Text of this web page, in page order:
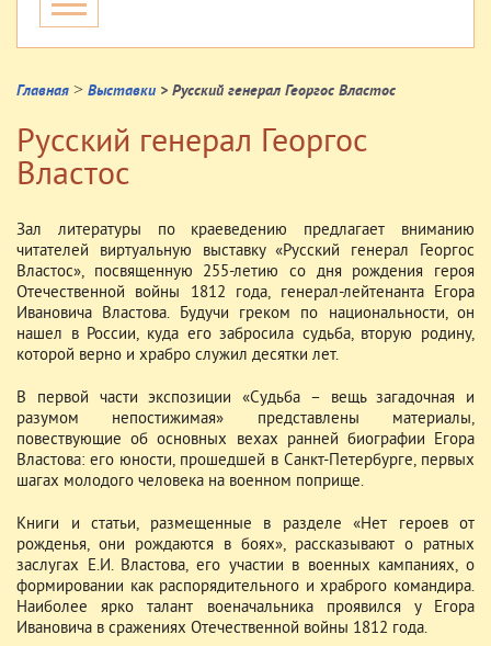
Главная > Выставки > Русский генерал Георгос Властос
Русский генерал Георгос
Властос
Зал литературы по краеведению предлагает вниманию
читателей виртуальную выставку «Русский генерал Георгос
Властос», посвященную 255-летию со дня рождения героя
Отечественной войны 1812 года, генерал-лейтенанта Егора
Ивановича Властова. Будучи греком по национальности, он
нашел в России, куда его забросила судьба, вторую родину,
которой верно и храбро служил десятки лет.
В первой части экспозиции «Судьба – вещь загадочная и
разумом непостижимая» представлены материалы,
повествующие об основных вехах ранней биографии Егора
Властова: его юности, прошедшей в Санкт-Петербурге, первых
шагах молодого человека на военном поприще.
Книги и статьи, размещенные в разделе «Нет героев от
рожденья, они рождаются в боях», рассказывают о ратных
заслугах Е.И. Властова, его участии в военных кампаниях, о
формировании как распорядительного и храброго командира.
Наиболее ярко талант военачальника проявился у Егора
Ивановича в сражениях Отечественной войны 1812 года.